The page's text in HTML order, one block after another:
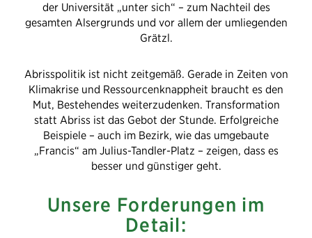
der Universität „unter sich“ – zum Nachteil des
gesamten Alsergrunds und vor allem der umliegenden
Grätzl.
Abrisspolitik ist nicht zeitgemäß. Gerade in Zeiten von
Klimakrise und Ressourcenknappheit braucht es den
Mut, Bestehendes weiterzudenken. Transformation
statt Abriss ist das Gebot der Stunde. Erfolgreiche
Beispiele – auch im Bezirk, wie das umgebaute
„Francis“ am Julius-Tandler-Platz – zeigen, dass es
besser und günstiger geht.
Unsere Forderungen im
Detail: